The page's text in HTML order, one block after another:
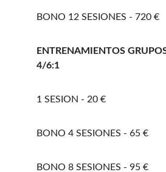
BONO 12 SESIONES - 720 €
ENTRENAMIENTOS
4/6:1
1 SESION - 20 €
BONO 4 SESIONES - 65 €
BONO 8 SESIONES - 95 €